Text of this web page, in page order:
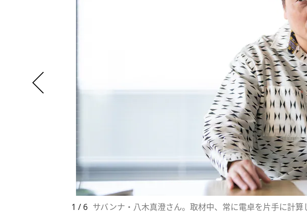
1 / 6 サバンナ・八木真澄さん。取材中、常に電卓を片手に計